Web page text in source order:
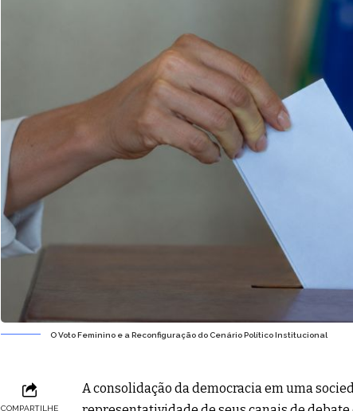
O Voto Feminino e a Reconfiguração do Cenário Político Institucional
COMPARTILHE
A consolidação da democracia em uma